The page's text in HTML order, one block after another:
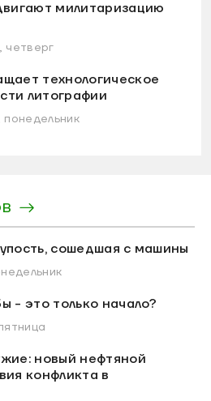
милитаризацию
четверг
технологическое
литографии
понедельник
сошедшая с машины
- это только начало?
новый нефтяной
конфликта в